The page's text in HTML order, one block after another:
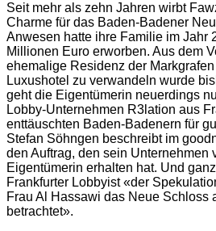
Seit mehr als zehn Jahren wirbt
Charme für das Baden-Badener
Anwesen hatte ihre Familie im Jahr
Millionen Euro erworben. Aus dem
ehemalige Residenz der
Luxushotel zu verwandeln wurde
geht die Eigentümerin neuerdings
Lobby-Unternehmen R3lation aus
enttäuschten Baden-Badenern für
Stefan Söhngen beschreibt im
den Auftrag, den sein Unternehmen
Eigentümerin erhalten hat. Und
Frankfurter Lobbyist «der
Frau Al Hassawi das Neue Schloss
betrachtet».